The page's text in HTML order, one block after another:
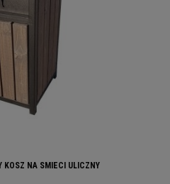
KOSZ NA SMIECI ULICZNY